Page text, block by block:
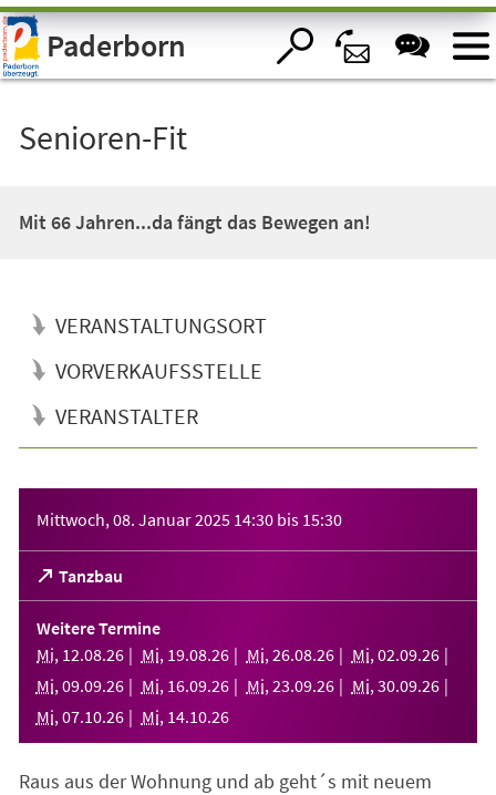
Visuelle
Assistenzsoftware
öffnen.Paderborn
Senioren-Fit
Mit 66 Jahren...da fängt das Bewegen an!
VERANSTALTUNGSORT
VORVERKAUFSSTELLE
VERANSTALTER
Mittwoch, 08. Januar 2025 14:30 bis 15:30
Tanzbau
(Öffnet
in
einem
neuen
Tab)
Weitere Termine
Mi, 12.08.26 Mi, 19.08.26 Mi, 26.08.26 Mi, 02.09.26
Mi, 09.09.26 Mi, 16.09.26 Mi, 23.09.26 Mi, 30.09.26
Mi, 07.10.26 Mi, 14.10.26
Raus aus der Wohnung und ab geht´s mit neuem